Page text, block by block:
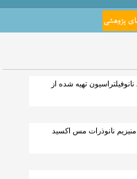
پژوهشی
تهیه شده از
نانوذرات مس اکسید